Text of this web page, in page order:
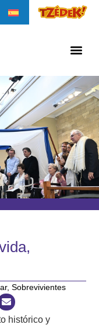
, Sobrevivientes
histórico y